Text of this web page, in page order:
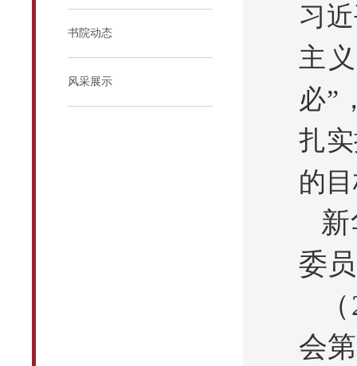
书院动态
风采展示
习
主
必”
扎
的
委
会